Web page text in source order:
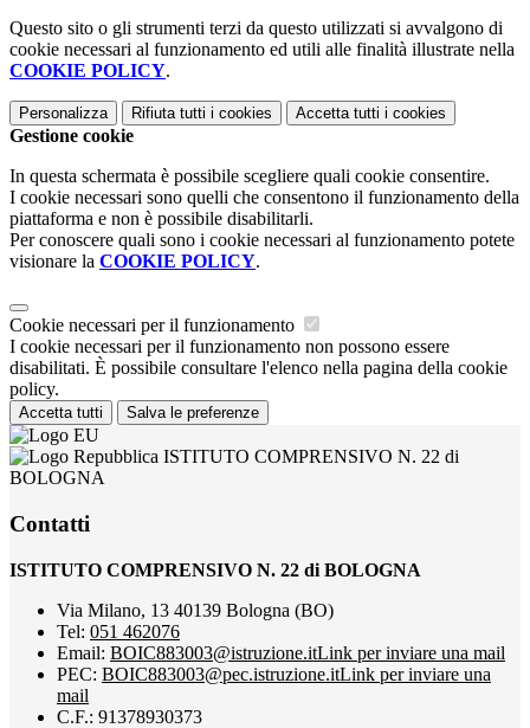
Questo sito o gli strumenti terzi da questo utilizzati si avvalgono di
cookie necessari al funzionamento ed utili alle finalità illustrate nella
COOKIE POLICY.
Personalizza Rifiuta tutti i cookies Accetta tutti i cookies
Gestione cookie
In questa schermata è possibile scegliere quali cookie consentire.
I cookie necessari sono quelli che consentono il funzionamento della
piattaforma e non è possibile disabilitarli.
Per conoscere quali sono i cookie necessari al funzionamento potete
visionare la COOKIE POLICY.
Cookie necessari per il funzionamento
I cookie necessari per il funzionamento non possono essere
disabilitati. È possibile consultare l'elenco nella pagina della cookie
policy.
Accetta tutti Salva le preferenze
ISTITUTO COMPRENSIVO N. 22 di
BOLOGNA
Contatti
ISTITUTO COMPRENSIVO N. 22 di BOLOGNA
Via Milano, 13 40139 Bologna (BO)
Tel: 051 462076
Email: BOIC883003@istruzione.itLink per inviare una mail
PEC: BOIC883003@pec.istruzione.itLink per inviare una
mail
C.F.: 91378930373